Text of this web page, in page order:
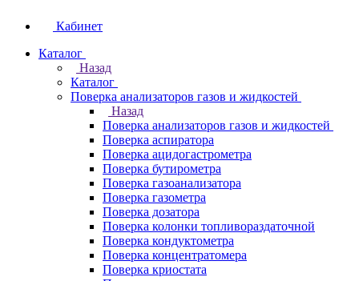
Кабинет
Каталог
Назад
Каталог
Поверка анализаторов газов и жидкостей
Назад
Поверка анализаторов газов и жидкостей
Поверка аспиратора
Поверка ацидогастрометра
Поверка бутирометра
Поверка газоанализатора
Поверка газометра
Поверка дозатора
Поверка колонки топливораздаточной
Поверка кондуктометра
Поверка концентратомера
Поверка криостата